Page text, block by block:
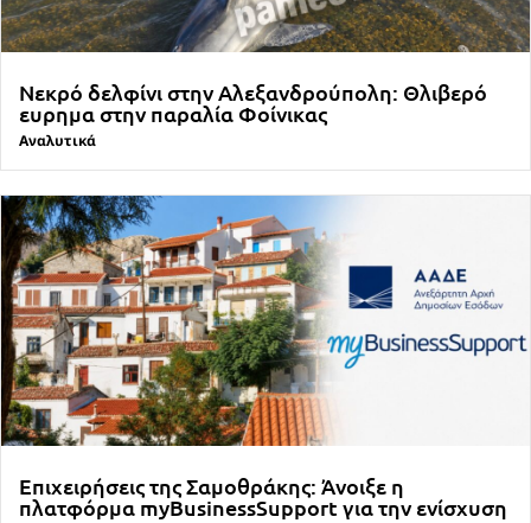
Νεκρό δελφίνι στην Αλεξανδρούπολη: Θλιβερό
ευρημα στην παραλία Φοίνικας
Αναλυτικά
Επιχειρήσεις της Σαμοθράκης: Άνοιξε η
πλατφόρμα myBusinessSupport για την ενίσχυση